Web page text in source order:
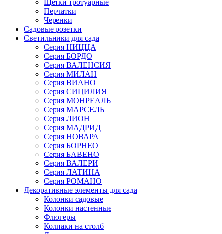
Щетки тротуарные
Перчатки
Черенки
Садовые розетки
Светильники для сада
Серия НИЦЦА
Серия БОРДО
Серия ВАЛЕНСИЯ
Серия МИЛАН
Серия ВИАНО
Серия СИЦИЛИЯ
Серия МОНРЕАЛЬ
Серия МАРСЕЛЬ
Серия ЛИОН
Серия МАДРИД
Серия НОВАРА
Серия БОРНЕО
Серия БАВЕНО
Серия ВАЛЕРИ
Серия ЛАТИНА
Серия РОМАНО
Декоративные элементы для сада
Колонки садовые
Колонки настенные
Флюгеры
Колпаки на столб